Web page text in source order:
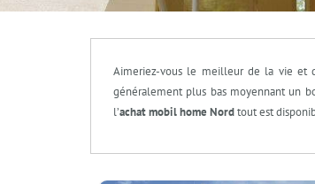
Aimeriez-vous le meilleur de la vie et
généralement plus bas moyennant un
l’achat mobil home Nordtout est